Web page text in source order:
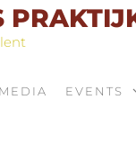
EVENTS